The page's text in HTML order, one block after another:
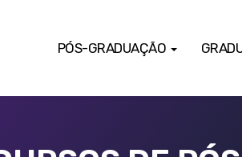
PÓS-GRADUAÇÃO